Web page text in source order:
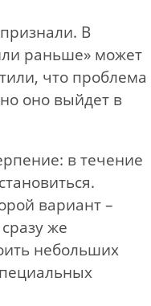
В
раньше» может
что проблема
оно выйдет в
в течение
вариант –
же
небольших